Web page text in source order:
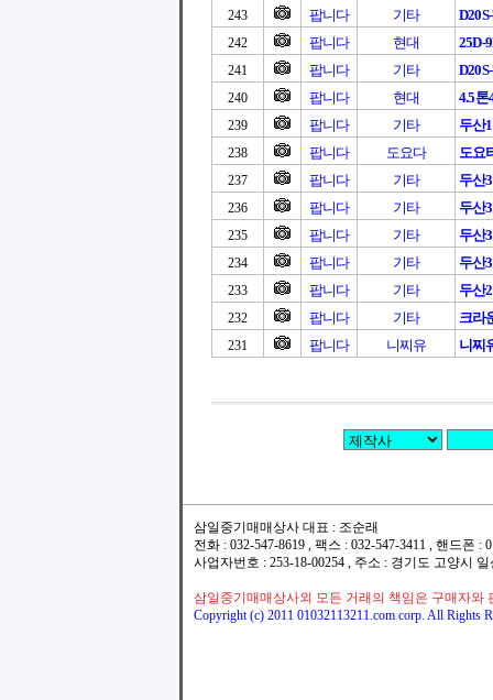
243 팝니다 기타
242 팝니다 현대 25D-
241 팝니다 기타
240 팝니다 현대 4.5톤
239 팝니다 기타 두산
238 팝니다 도요다 도요
237 팝니다 기타 두산
236 팝니다 기타 두산
235 팝니다 기타 두산
234 팝니다 기타 두산
233 팝니다 기타 두산
232 팝니다 기타 크라
231 팝니다 니찌유 니찌
삼일중기매매상사 대표 : 조순래
전화 : 032-547-8619 , 팩스 : 032-547-3411 , 핸드폰
사업자번호 : 253-18-00254 , 주소 : 경기도 고양시
삼일중기매매상사외 모든 거래의 책임은 구매자와
Copyright (c) 2011 01032113211.com corp. All Rights